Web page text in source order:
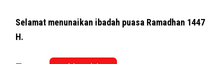
Selamat menunaikan ibadah puasa Ramadhan 1447
H.